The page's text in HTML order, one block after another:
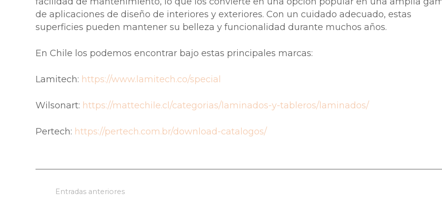
de aplicaciones de diseño de interiores y exteriores. Con un cuidado adecuado, estas
superficies pueden mantener su belleza y funcionalidad durante muchos años.
En Chile los podemos encontrar bajo estas principales marcas:
Lamitech: https://www.lamitech.co/special
Wilsonart: https://mattechile.cl/categorias/laminados-y-tableros/laminados/
Pertech: https://pertech.com.br/download-catalogos/
Entradas anteriores